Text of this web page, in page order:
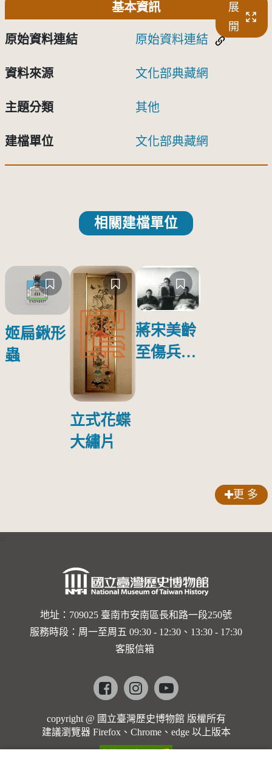
基本資訊
展
開
原始資料連結 原始資料連結
資料來源 文化部典藏網
主題分類 其他
建檔單位 文化部典藏網
相關建檔單位
姬扁鍬形
蟲
立式花蝶
大繡片
蔣宋美齡
至傷兵醫
傷日本戰
更 多
地址：709025 臺南市安南區長和路一段250號
服務時段：周一至周五 09:30 - 12:30、13:30 - 17:30
客服信箱
Facebookinstagramyoutube
copyright @ 國立臺灣歷史博物館 版權所有
建議瀏覽器 Firefox、Chrome、edge 以上版本